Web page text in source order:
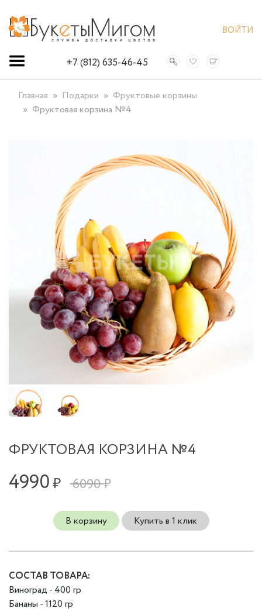
ВОЙТИ
+7 (812) 635-46-45
Главная Подарки
Фруктовые корзины
Фруктовая корзина №4
ФРУКТОВАЯ КОРЗИНА №4
4990₽ 6090 ₽
В корзину Купить в 1 клик
СОСТАВ ТОВАРА:
Виноград - 400 гр
Бананы - 1120 гр